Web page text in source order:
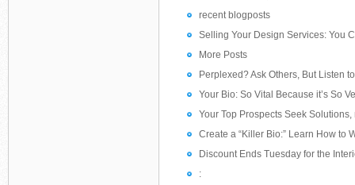
recent blogposts
Selling Your Design Services: You
More Posts
Perplexed? Ask Others, But Listen
Your Bio: So Vital Because it’s So
Your Top Prospects Seek Solutions,
Create a “Killer Bio:” Learn How to
Discount Ends Tuesday for the
: